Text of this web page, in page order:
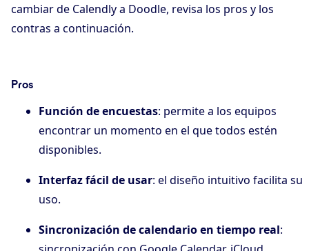
cambiar de Calendly a Doodle, revisa los pros y los
contras a continuación.
Pros
Función de encuestas: permite a los equipos
encontrar un momento en el que todos estén
disponibles.
Interfaz fácil de usar: el diseño intuitivo facilita su
uso.
Sincronización de calendario en tiempo real: